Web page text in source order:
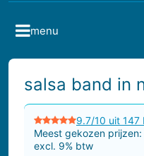
salsa band in
9.7/10 uit 147
Meest gekozen
excl. 9% btw
menu